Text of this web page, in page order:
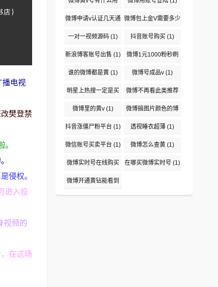
播电视
樊登禁
侵权。
进入投
视频的
在这场
(1)
微博申请v认证几天通
过(1)
微博包上金V需要多少
钱(1)
一对一视频源码 (1) 抖音账号购买 (1)
新浪博客账号出售 (1) 微博1元1000粉秒刷
(1)
谁的微博都是黄 (1) 微博号成品v (1)
明星上热搜一定是买
吗(1)
微博不再看此类推荐
(1)
微博里的黄v (1) 微博搞图片颜色的博
主盘点(1)
抖音涨僵尸粉平台 (1) 透视睡衣超薄 (1)
微信账号买卖平台 (1) 微博怎么查黄 (1)
微博实时号在线购买
平台(1)
在哪买微博实时号 (1)
微博开通黄钻能看到
说访问了吗(1)